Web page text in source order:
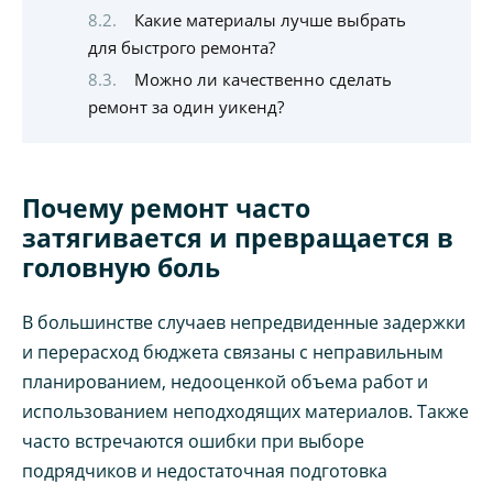
Какие материалы лучше выбрать
для быстрого ремонта?
Можно ли качественно сделать
ремонт за один уикенд?
Почему ремонт часто
затягивается и превращается в
головную боль
В большинстве случаев непредвиденные задержки
и перерасход бюджета связаны с неправильным
планированием, недооценкой объема работ и
использованием неподходящих материалов. Также
часто встречаются ошибки при выборе
подрядчиков и недостаточная подготовка